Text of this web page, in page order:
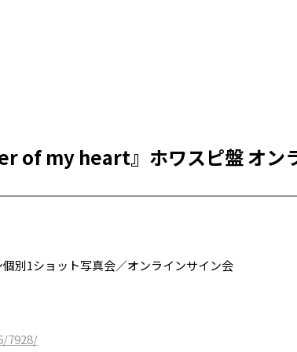
of my heart』ホワスピ盤 オン
別1ショット写真会／オンラインサイン会
7928/